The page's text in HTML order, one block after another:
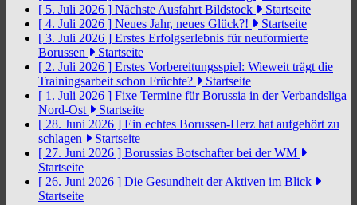
[ 5. Juli 2026 ] Nächste Ausfahrt Bildstock
Startseite
[ 4. Juli 2026 ] Neues Jahr, neues Glück?!
Startseite
[ 3. Juli 2026 ] Erstes Erfolgserlebnis für neuformierte
Borussen
Startseite
[ 2. Juli 2026 ] Erstes Vorbereitungsspiel: Wieweit trägt die
Trainingsarbeit schon Früchte?
Startseite
[ 1. Juli 2026 ] Fixe Termine für Borussia in der Verbandsliga
Nord-Ost
Startseite
[ 28. Juni 2026 ] Ein echtes Borussen-Herz hat aufgehört zu
schlagen
Startseite
[ 27. Juni 2026 ] Borussias Botschafter bei der WM
Startseite
[ 26. Juni 2026 ] Die Gesundheit der Aktiven im Blick
Startseite